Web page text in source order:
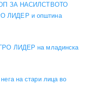
ЗА НАСИЛСТВОТО
ЛИДЕР и општина
ЛИДЕР на младинска
на стари лица во